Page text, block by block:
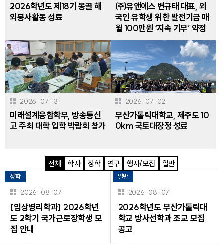
2026학년도 제18기 몽골 해
외봉사활동 성료
㈜유앤에스 변규태 대표, 외
국인 유학생 위한 발전기금 매
월 100만원 ‘지속 기부’ 약정
2026-07-13
미래설계융합학부, 방송통신
고 주최 대학 입학 박람회 참가
2026-07-02
부산가톨릭대학교, 제주도 10
0km 국토대장정 성료
전체 학사 장학 연구 행사/모집 일반
전
체
장학
2026-08-07
[임상병리학과] 2026학년
도 2학기 국가근로장학생 모
집 안내
일반
2026-08-07
2026학년도 부산가톨릭대
학교 방사선학과 조교 모집
공고